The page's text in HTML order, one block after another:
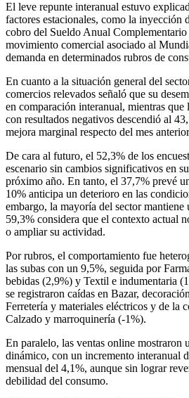
El leve repunte interanual estuvo
factores estacionales, como la inyección
cobro del Sueldo Anual
movimiento comercial asociado al
demanda en determinados rubros de
En cuanto a la situación general del
comercios relevados señaló que su
en comparación interanual, mientras
con resultados negativos descendió al
mejora marginal respecto del mes
De cara al futuro, el 52,3% de los
escenario sin cambios significativos en
próximo año. En tanto, el 37,7% prevé
10% anticipa un deterioro en las
embargo, la mayoría del sector mantiene
59,3% considera que el contexto actual
o ampliar su actividad.
Por rubros, el comportamiento fue
las subas con un 9,5%, seguida por
bebidas (2,9%) y Textil e indumentaria
se registraron caídas en Bazar,
Ferretería y materiales eléctricos y de la
Calzado y marroquinería (-1%).
En paralelo, las ventas online mostraron
dinámico, con un incremento interanual
mensual del 4,1%, aunque sin lograr
debilidad del consumo.